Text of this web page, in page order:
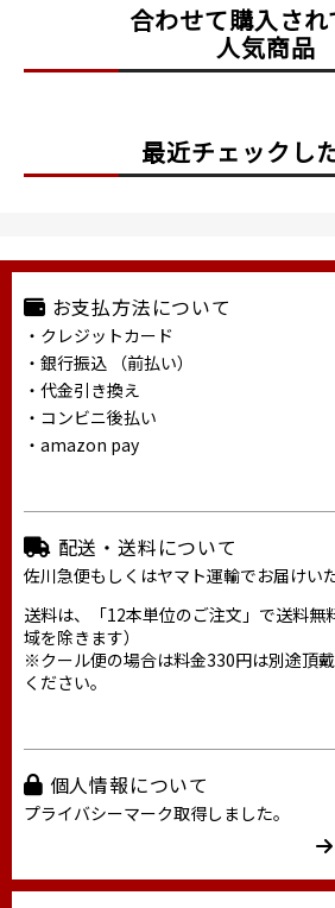
合わせて購入され
人気商品
最近チェックし
お支払方法について
・クレジットカード
・銀行振込 （前払い）
・代金引き換え
・コンビニ後払い
・amazon pay
配送・送料について
佐川急便もしくはヤマト運輸でお届けい
送料は、「12本単位のご注文」で送料無
域を除きます）
※クール便の場合は料金330円は別途頂
ください。
個人情報について
プライバシーマーク取得しました。